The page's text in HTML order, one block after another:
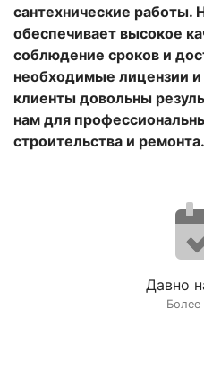
сантехнические работы.
обеспечивает высокое
соблюдение сроков и
необходимые лицензии
клиенты довольны
нам для
строительства и ремонта.
Давно
Более